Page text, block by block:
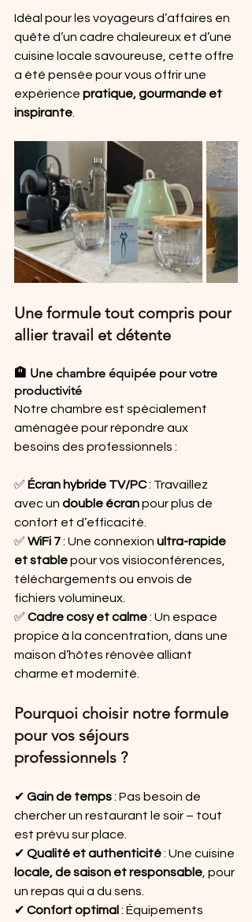
Idéal pour les voyageurs d’affaires en
quête d’un cadre chaleureux et d’une
cuisine locale savoureuse, cette offre
a été pensée pour vous offrir une
expérience pratique, gourmande et
inspirante
Une formule tout compris pour
allier travail et détente
🏨 Une chambre équipée pour votre
productivité
Notre chambre est spécialement
aménagée pour répondre aux
besoins des professionnels :
✅ Écran hybride TV/PC : Travaillez
avec un double écran pour plus de
confort et d’efficacité.
✅ WiFi 7 : Une connexion ultra-rapide
et stable pour vos visioconférences,
téléchargements ou envois de
fichiers volumineux.
✅ Cadre cosy et calme : Un espace
propice à la concentration, dans une
maison d’hôtes rénovée alliant
charme et modernité.
Pourquoi choisir notre formule
pour vos séjours
professionnels ?
✔ Gain de temps : Pas besoin de
chercher un restaurant le soir – tout
est prévu sur place.
✔ Qualité et authenticité : Une cuisine
locale, de saison et responsable , pour
un repas qui a du sens.
✔ Confort optimal : Équipements